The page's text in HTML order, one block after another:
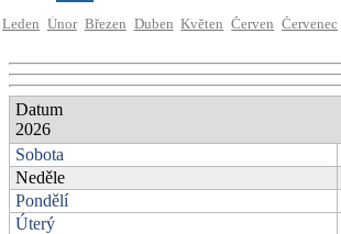
Leden Únor Březen Duben Květen Červen Červenec
Datum
2026
Sobota
Neděle
Pondělí
Úterý